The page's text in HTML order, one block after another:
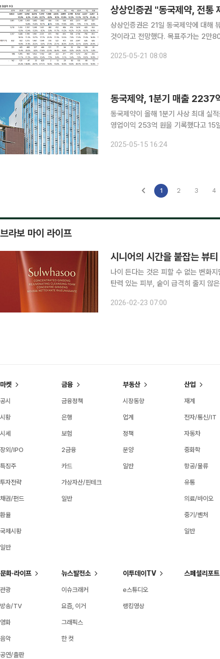
상상인증권 "동국제약, 전통
상상인증권은 21일 동국제약에 대해
것이라고 전망했다. 목표주가는 2만
영업이익은 같은 기간 20.4% 늘어
2025-05-21 08:08
동국제약, 1분기 매출 2237
동국제약이 올해 1분기 사상 최대 실적을 달성했다. 동국제약은 연결
영업이익 253억 원을 기록했다고
스케어 사업부문이 진행하는 유통 채
2025-05-15 16:24
1 2 3 4
브라보 마이 라이프
시니어의 시간을 붙잡는 뷰
나이 든다는 것은 피할 수 없는 변화
탄력 있는 피부, 숱이 급격히 줄지 않
다. 집에서 매일 조금씩 관리하는 것
2026-02-23 07:00
마켓
공시
시황
시세
장외/IPO
특징주
투자전략
채권/펀드
환율
국제시황
일반
금융
금융정책
은행
보험
2금융
카드
가상자산/핀테크
일반
부동산
시장동향
업계
정책
분양
일반
산업
재계
전자/통신/IT
자동차
중화학
항공/물류
유통
의료/바이오
중기/벤처
일반
문화·라이프
관광
방송/TV
영화
음악
공연/출판
뉴스발전소
이슈크래커
요즘, 이거
그래픽스
한 컷
이투데이TV
e스튜디오
랭킹영상
스페셜리포트